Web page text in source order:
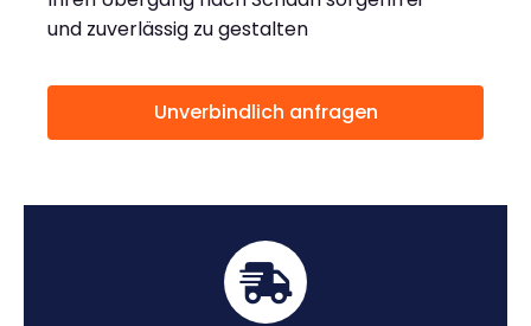
und zuverlässig zu gestalten
Unverbindlich anfragen